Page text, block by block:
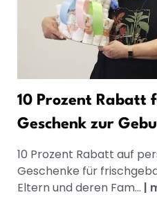
10 Prozent Rabatt
Geschenk zur
10 Prozent Rabatt auf
Geschenke für
Eltern und deren Fam... |